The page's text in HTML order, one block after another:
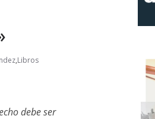
,Libros
debe ser